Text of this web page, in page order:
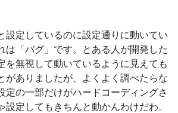
設定しているのに設定通りに動いてい
は「バグ」です。とある人が開発した
を無視して動いているように見えても
がありましたが、よくよく調べたらな
定の一部だけがハードコーディングさ
設定してもきちんと動かんわけだわ。